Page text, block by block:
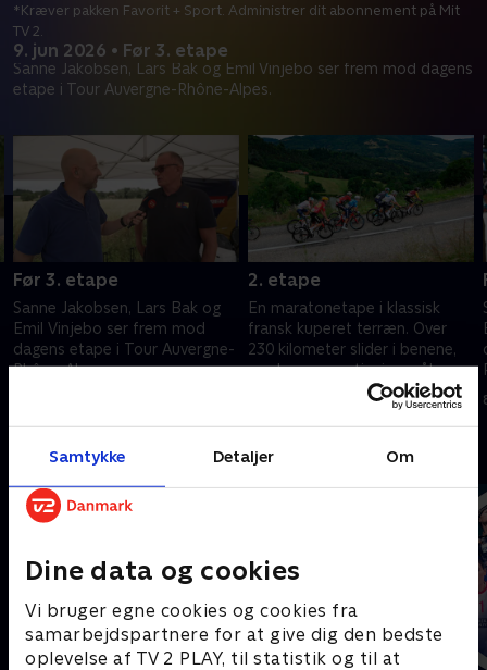
Samtykke Detaljer Om
Dine data og cookies
Vi bruger egne cookies og cookies fra
samarbejdspartnere for at give dig den bedste
oplevelse af TV 2 PLAY, til statistik og til at
9. jun 2026 • Før 3. etape
Sanne Jakobsen, Lars Bak og Emil Vinjebo ser frem mod dagens
etape i Tour Auvergne-Rhône-Alpes.
*Kræver pakken Favorit + Sport. Administrer dit abonnement på Mit
TV 2.
Før 3. etape
Sanne Jakobsen, Lars Bak og
Emil Vinjebo ser frem mod
dagens etape i Tour Auvergne-
Rhône-Alpes.
2. etape
En maratonetape i klassisk
fransk kuperet terræn. Over
230 kilometer slider i benene,
og de mange stigninger åbner
8. juni 2026 • 147 min
Andre så også